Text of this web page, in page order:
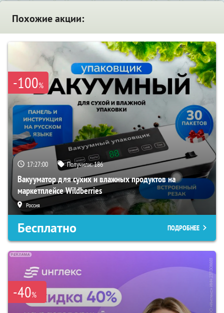
Похожие акции:
-100%
17:26:58 Получили:186
Вакууматор для сухих и влажных продуктов на
маркетплейсе Wildberries
Россия
Бесплатно ПОДРОБНЕЕ
-40%